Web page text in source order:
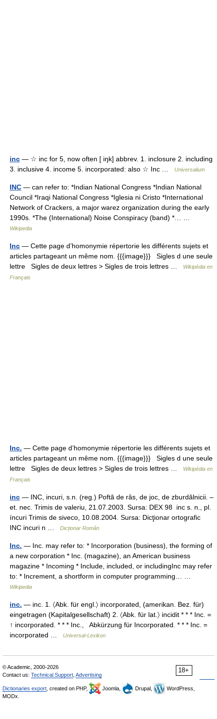
inc — ☆ inc for 5, now often [ iŋk] abbrev. 1. inclosure 2. including
3. inclusive 4. income 5. incorporated: also ☆ Inc …
Universalium
INC — can refer to: *Indian National Congress *Indian National
Council *Iraqi National Congress *Iglesia ni Cristo *International
Network of Crackers, a major warez organization during the early
1990s. *The (International) Noise Conspiracy (band) *… …
Wikipedia
Inc — Cette page d’homonymie répertorie les différents sujets et
articles partageant un même nom. {{{image}}} Sigles d une seule
lettre Sigles de deux lettres > Sigles de trois lettres …
Wikipédia en
Français
Inc. — Cette page d’homonymie répertorie les différents sujets et
articles partageant un même nom. {{{image}}} Sigles d une seule
lettre Sigles de deux lettres > Sigles de trois lettres …
Wikipédia en
Français
inc — INC, incuri, s.n. (reg.) Poftă de râs, de joc, de zburdălnicii. –
et. nec. Trimis de valeriu, 21.07.2003. Sursa: DEX 98 inc s. n., pl.
íncuri Trimis de siveco, 10.08.2004. Sursa: Dicţionar ortografic
INC incuri n …
Dicționar Român
Inc. — Inc. may refer to: * Incorporation (business), the forming of
a new corporation * Inc. (magazine), an American business
magazine * Incoming * Include, included, or includingInc may refer
to: * Increment, a shortform in computer programming… …
Wikipedia
inc. — inc. 1. 〈Abk. für engl.〉 incorporated, (amerikan. Bez. für)
eingetragen (Kapitalgesellschaft) 2. 〈Abk. für lat.〉 incidit * * * Inc. =
↑ incorporated. * * * Inc., Abkürzung für Incorporated. * * * Inc. =
incorporated …
Universal-Lexikon
18+
© Academic, 2000-2026
Contact us: Technical Support Advertising
Dictionaries export , created on PHP, Joomla, Drupal,
WordPress,
MODx.